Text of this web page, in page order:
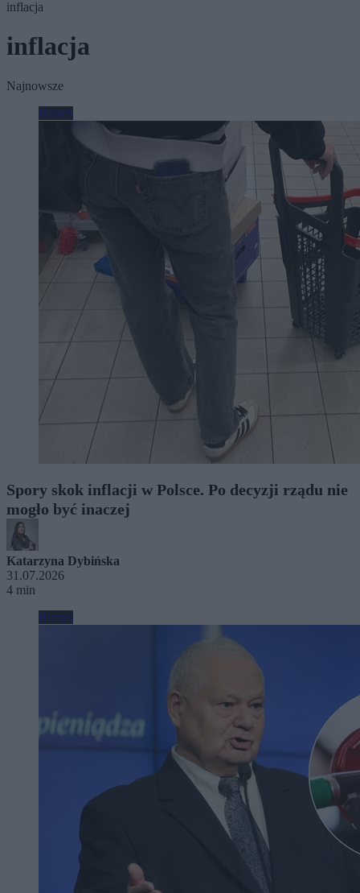
inflacja
inflacja
Najnowsze
Biznes
Spory skok inflacji w Polsce. Po decyzji rządu nie
mogło być inaczej
Katarzyna Dybińska
31.07.2026
4 min
Biznes